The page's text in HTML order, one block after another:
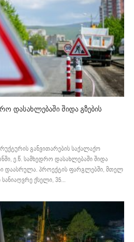
დასახლებაში შიდა გზების
განვითარების საქალაქო
ე.წ. სამხედრო დასახლებაში შიდა
დაასრულა. პროექტის ფარგლებში, მთელ
ქსელი, 35...